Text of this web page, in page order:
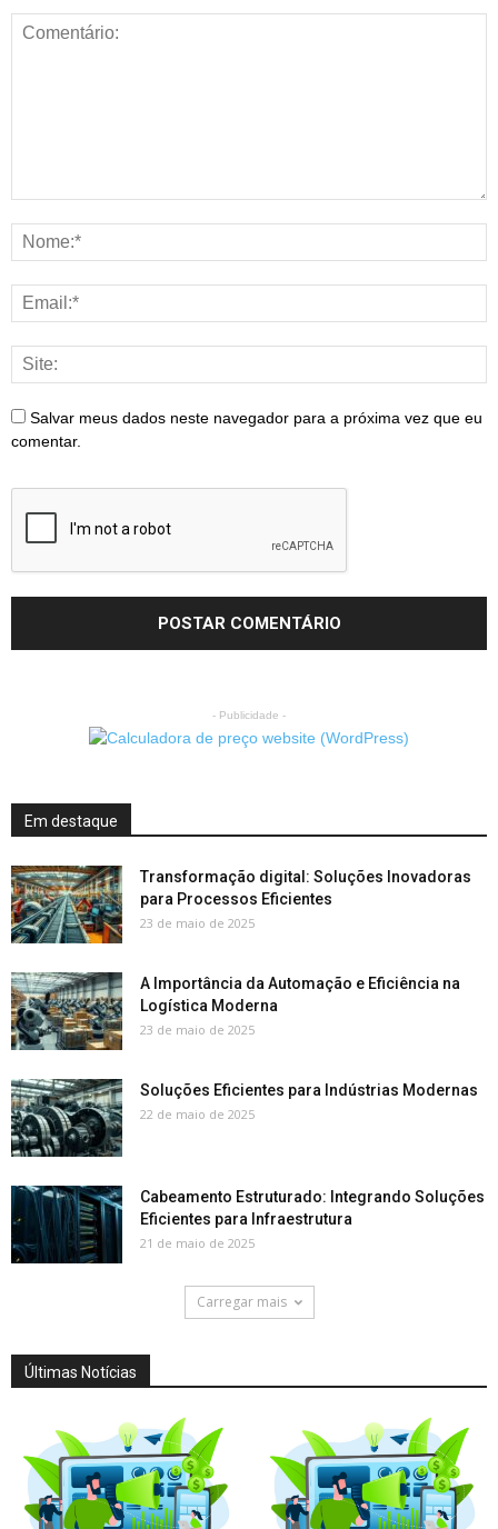
Salvar meus dados neste navegador para a próxima vez que eu
comentar.
- Publicidade -
Em destaque
Transformação digital: Soluções Inovadoras
para Processos Eficientes
23 de maio de 2025
A Importância da Automação e Eficiência na
Logística Moderna
23 de maio de 2025
Soluções Eficientes para Indústrias Modernas
22 de maio de 2025
Cabeamento Estruturado: Integrando Soluções
Eficientes para Infraestrutura
21 de maio de 2025
Carregar mais
Últimas Notícias